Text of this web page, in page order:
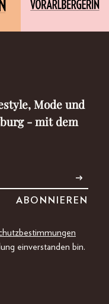
Mode und
- mit dem
einverstanden bin.